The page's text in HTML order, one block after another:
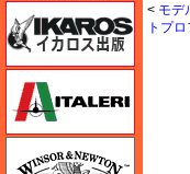
< モデ
トプ
イカロ
ウイン